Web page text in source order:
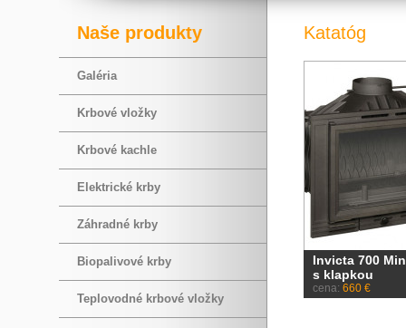
Naše produkty
Galéria
Krbové vložky
Krbové kachle
Elektrické krby
Záhradné krby
Biopalivové krby
Teplovodné krbové vložky
Katatóg
Invicta 700
s klapkou
cena: 660 €